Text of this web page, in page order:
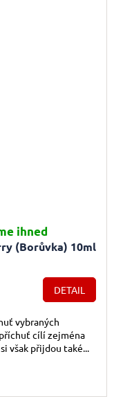
(Borůvka) 10ml
ihned
DETAIL
vybraných
cílí zejména
však přijdou také...